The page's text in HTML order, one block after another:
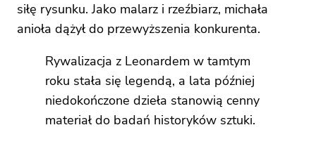
siłę rysunku. Jako malarz i rzeźbiarz, michała
anioła dążył do przewyższenia konkurenta.
Rywalizacja z Leonardem w tamtym
roku stała się legendą, a lata później
niedokończone dzieła stanowią cenny
materiał do badań historyków sztuki.